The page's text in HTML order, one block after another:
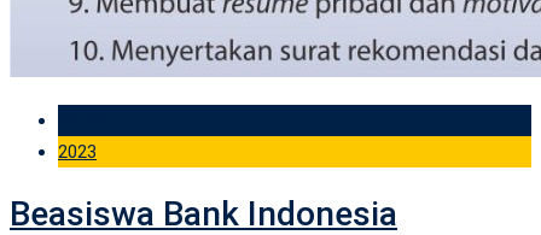
2023
Beasiswa Bank Indonesia